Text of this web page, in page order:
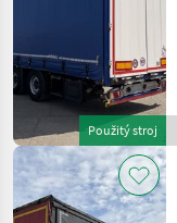
poľnohospodárska
Privesne
Voziky
Navesy
Koegel
VYBRAT
KATEGORII
Použitý stroj